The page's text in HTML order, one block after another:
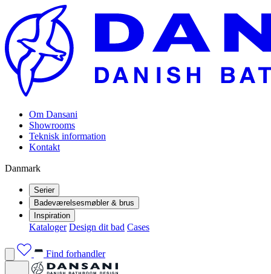
Om Dansani
Showrooms
Teknisk information
Kontakt
Danmark
Serier
Badeværelsesmøbler & brus
Inspiration
Kataloger Design dit bad Cases
Find forhandler